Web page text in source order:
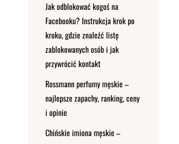
Jak odblokować kogoś na
Facebooku? Instrukcja krok po
kroku, gdzie znaleźć listę
zablokowanych osób i jak
przywrócić kontakt
Rossmann perfumy męskie –
najlepsze zapachy, ranking, ceny
i opinie
Chińskie imiona męskie –